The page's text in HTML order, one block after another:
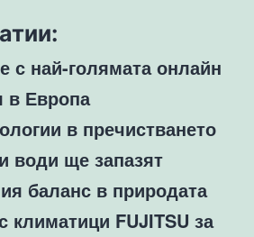
с най-голямата онлайн
в Европа
в пречистването
води ще запазят
баланс в природата
климатици FUJITSU за